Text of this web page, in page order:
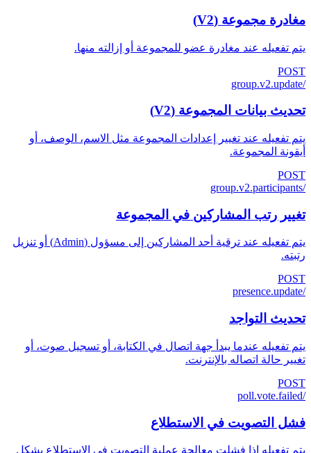
مغادرة مجموعة (V2)
يتم تفعيله عند مغادرة عضو للمجموعة أو إزالته منها.
POST
/group.v2.update
تحديث بيانات المجموعة (V2)
يتم تفعيله عند تغيير إعدادات المجموعة مثل الاسم، الوصف، أو
أيقونة المجموعة.
POST
/group.v2.participants
تغيير رتب المشاركين في المجموعة
يتم تفعيله عند ترقية أحد المشاركين إلى مسؤول (Admin) أو تنزيل
رتبته.
POST
/presence.update
تحديث التواجد
يتم تفعيله عندما يبدأ جهة اتصال في الكتابة، أو تسجيل صوت، أو
تغيير حالة اتصاله بالإنترنت.
POST
/poll.vote.failed
فشل التصويت في الاستطلاع
يتم تفعيله إذا فشلت معالجة عملية التصويت في الاستطلاع بشكل